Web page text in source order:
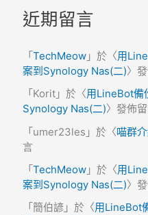
近期留言
「 TechMeow 」於〈用
案到Synology Nas(二)〉
「 Korit 」於〈用LineBot備
Synology Nas(二)〉發佈
「umer23les 」於〈喵群
言
「TechMeow 」於〈用
案到Synology Nas(二)〉
「 簡伯諺 」於〈用LineBot